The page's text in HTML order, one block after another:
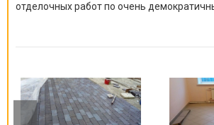
отделочных работ по очень